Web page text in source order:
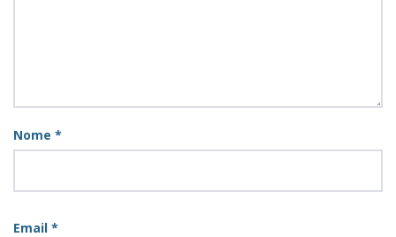
Nome *
Email *